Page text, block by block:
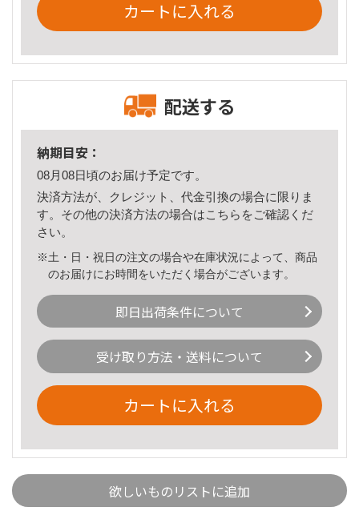
カートに入れる
配送する
納期目安：
08月08日頃のお届け予定です。
決済方法が、クレジット、代金引換の場合に限りま
す。その他の決済方法の場合はこちら をご確認くだ
さい。
※土・日・祝日の注文の場合や在庫状況によって、商品
のお届けにお時間をいただく場合がございます。
即日出荷条件について
受け取り方法・送料について
カートに入れる
欲しいものリストに追加